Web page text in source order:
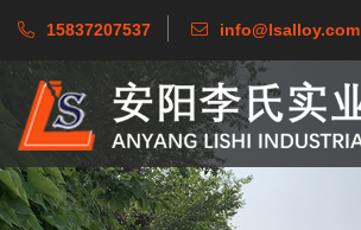
15837207537 info@lsalloy.com